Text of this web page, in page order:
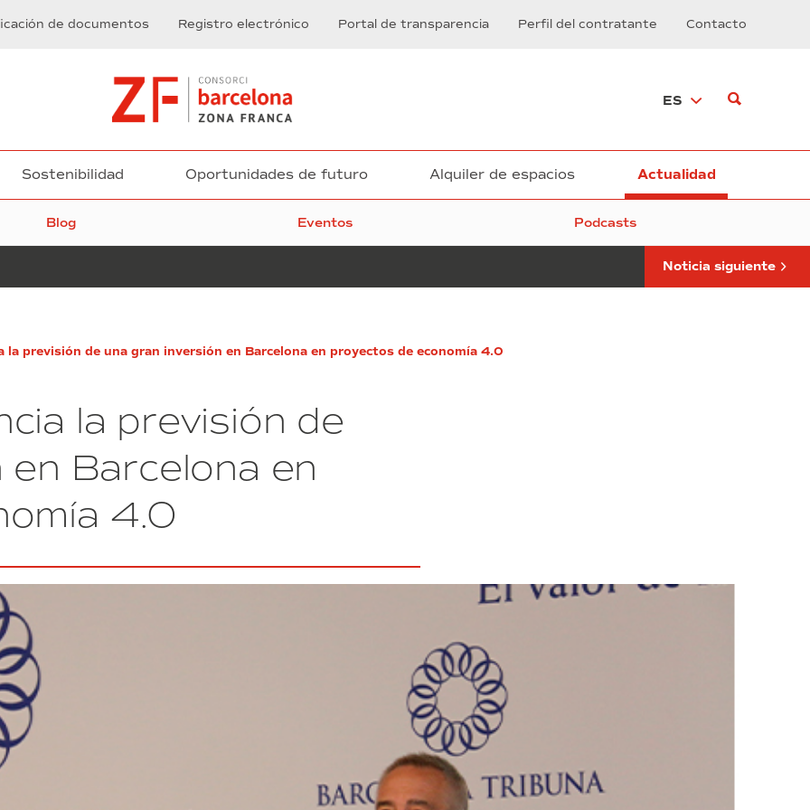
de documentos Registro electrónico Portal de transparencia Perfil del contratante Contacto
ES
Sostenibilidad Oportunidades de futuro Alquiler de espacios Actualidad
Blog Eventos Podcasts
CZFB
colectivamente
de
800
Noticia siguiente
la previsión de una gran inversión en Barcelona en proyectos de economía 4.0
la previsión de
Barcelona en
4.0
CZFB
ópera
creada
por
más